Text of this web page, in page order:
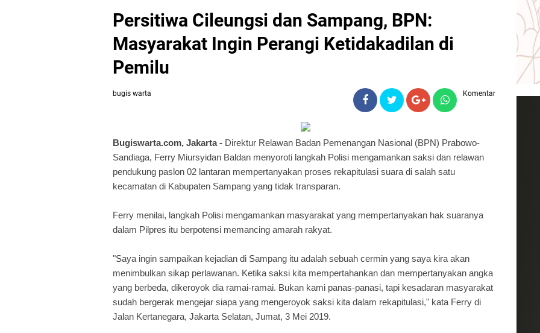
Persitiwa Cileungsi dan Sampang, BPN:
Masyarakat Ingin Perangi Ketidakadilan di
Pemilu
bugis warta Komentar
Bugiswarta.com, Jakarta - Direktur Relawan Badan Pemenangan Nasional (BPN) Prabowo-
Sandiaga, Ferry Miursyidan Baldan menyoroti langkah Polisi mengamankan saksi dan relawan
pendukung paslon 02 lantaran mempertanyakan proses rekapitulasi suara di salah satu
kecamatan di Kabupaten Sampang yang tidak transparan.
Ferry menilai, langkah Polisi mengamankan masyarakat yang mempertanyakan hak suaranya
dalam Pilpres itu berpotensi memancing amarah rakyat.
"Saya ingin sampaikan kejadian di Sampang itu adalah sebuah cermin yang saya kira akan
menimbulkan sikap perlawanan. Ketika saksi kita mempertahankan dan mempertanyakan angka
yang berbeda, dikeroyok dia ramai-ramai. Bukan kami panas-panasi, tapi kesadaran masyarakat
sudah bergerak mengejar siapa yang mengeroyok saksi kita dalam rekapitulasi," kata Ferry di
Jalan Kertanegara, Jakarta Selatan, Jumat, 3 Mei 2019.